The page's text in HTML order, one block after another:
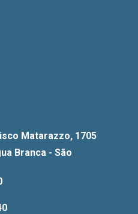
Matarazzo, 1705
Branca - São